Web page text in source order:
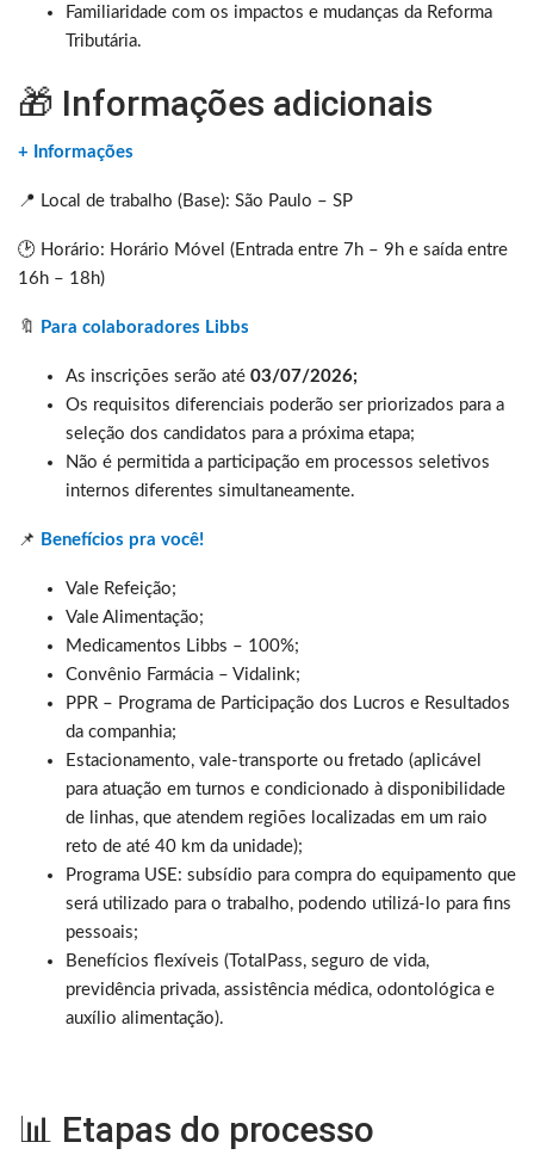
Familiaridade com os impactos e mudanças da Reforma
Tributária.
🎁 Informações adicionais
+ Informações
📍 Local de trabalho (Base): São Paulo – SP
🕑 Horário: Horário Móvel (Entrada entre 7h – 9h e saída entre
16h – 18h)
🔖 Para colaboradores Libbs
As inscrições serão até 03/07/2026;
Os requisitos diferenciais poderão ser priorizados para a
seleção dos candidatos para a próxima etapa;
Não é permitida a participação em processos seletivos
internos diferentes simultaneamente.
📌 Benefícios pra você!
Vale Refeição;
Vale Alimentação;
Medicamentos Libbs – 100%;
Convênio Farmácia – Vidalink;
PPR – Programa de Participação dos Lucros e Resultados
da companhia;
Estacionamento, vale-transporte ou fretado (aplicável
para atuação em turnos e condicionado à disponibilidade
de linhas, que atendem regiões localizadas em um raio
reto de até 40 km da unidade);
Programa USE: subsídio para compra do equipamento que
será utilizado para o trabalho, podendo utilizá-lo para fins
pessoais;
Benefícios flexíveis (TotalPass, seguro de vida,
previdência privada, assistência médica, odontológica e
auxílio alimentação).
📊 Etapas do processo